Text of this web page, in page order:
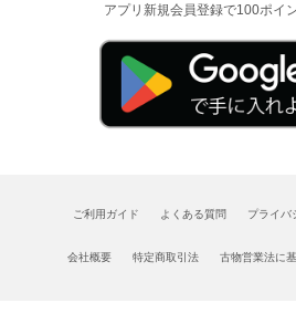
アプリ新規会員登録で100ポイ
ご利用ガイド よくある質問 プライバ
会社概要 特定商取引法 古物営業法に